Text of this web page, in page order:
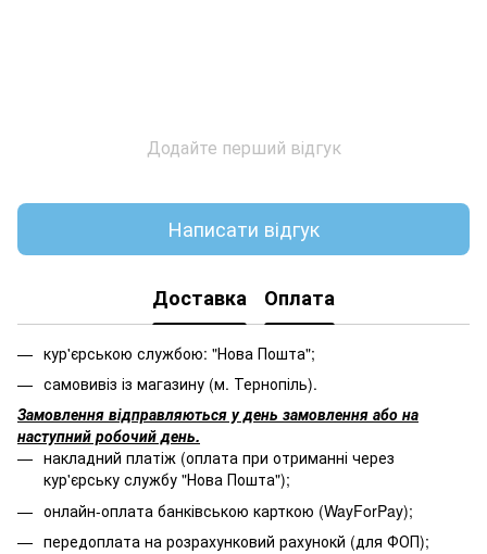
Додайте перший відгук
Написати відгук
Доставка Оплата
кур'єрською службою: "Нова Пошта";
самовивіз із магазину (м. Тернопіль).
Замовлення відправляються у день замовлення або на
наступний робочий день.
накладний платіж (оплата при отриманні через
кур'єрську службу "Нова Пошта");
онлайн-оплата банківською карткою (WayForPay);
передоплата на розрахунковий рахунокй (для ФОП);